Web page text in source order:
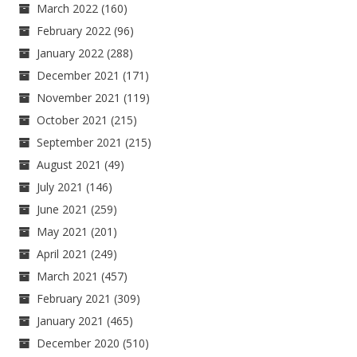
March 2022 (160)
February 2022 (96)
January 2022 (288)
December 2021 (171)
November 2021 (119)
October 2021 (215)
September 2021 (215)
August 2021 (49)
July 2021 (146)
June 2021 (259)
May 2021 (201)
April 2021 (249)
March 2021 (457)
February 2021 (309)
January 2021 (465)
December 2020 (510)